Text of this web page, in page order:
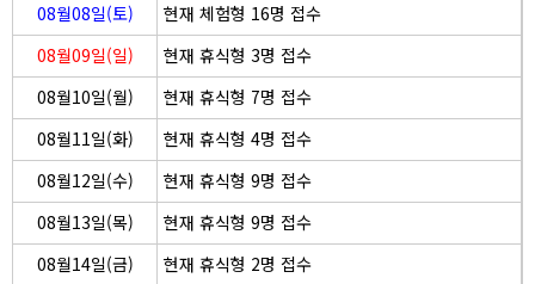
08월08일(토)
현재 체험형 16명 접수
08월09일(일)
현재 휴식형 3명 접수
08월10일(월)
현재 휴식형 7명 접수
08월11일(화)
현재 휴식형 4명 접수
08월12일(수)
현재 휴식형 9명 접수
08월13일(목)
현재 휴식형 9명 접수
08월14일(금)
현재 휴식형 2명 접수